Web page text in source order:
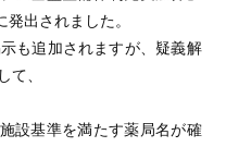
出されました。
も追加されますが、疑義解
て、
設基準を満たす薬局名が確